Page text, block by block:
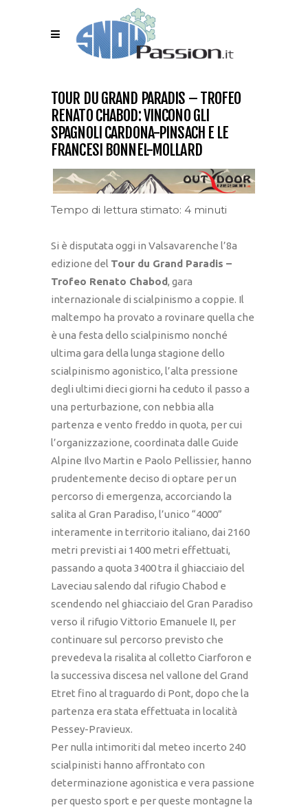
TOUR DU GRAND PARADIS – TROFEO
RENATO CHABOD: VINCONO GLI
SPAGNOLI CARDONA-PINSACH E LE
FRANCESI BONNEL-MOLLARD
Tempo di lettura stimato: 4 minuti
Si è disputata oggi in Valsavarenche l’8a
edizione del Tour du Grand Paradis –
Trofeo Renato Chabod, gara
internazionale di scialpinismo a coppie. Il
maltempo ha provato a rovinare quella che
è una festa dello scialpinismo nonché
ultima gara della lunga stagione dello
scialpinismo agonistico, l’alta pressione
degli ultimi dieci giorni ha ceduto il passo a
una perturbazione, con nebbia alla
partenza e vento freddo in quota, per cui
l’organizzazione, coordinata dalle Guide
Alpine Ilvo Martin e Paolo Pellissier, hanno
prudentemente deciso di optare per un
percorso di emergenza, accorciando la
salita al Gran Paradiso, l’unico “4000”
interamente in territorio italiano, dai 2160
metri previsti ai 1400 metri effettuati,
passando a quota 3400 tra il ghiacciaio del
Laveciau salendo dal rifugio Chabod e
scendendo nel ghiacciaio del Gran Paradiso
verso il rifugio Vittorio Emanuele II, per
continuare sul percorso previsto che
prevedeva la risalita al colletto Ciarforon e
la successiva discesa nel vallone del Grand
Etret fino al traguardo di Pont, dopo che la
partenza era stata effettuata in località
Pessey-Pravieux.
Per nulla intimoriti dal meteo incerto 240
scialpinisti hanno affrontato con
determinazione agonistica e vera passione
per questo sport e per queste montagne la